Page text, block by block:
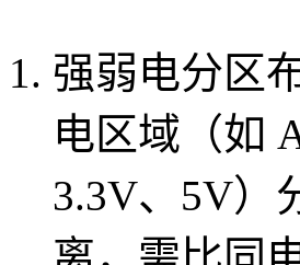
强弱电分区
电区域（如
3.3V、5V）